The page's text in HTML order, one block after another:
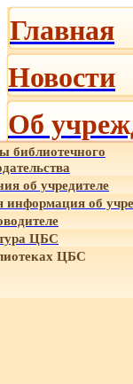
Главная
Новости
Об
библиотечного
об учредителе
об
ЦБС
ЦБС